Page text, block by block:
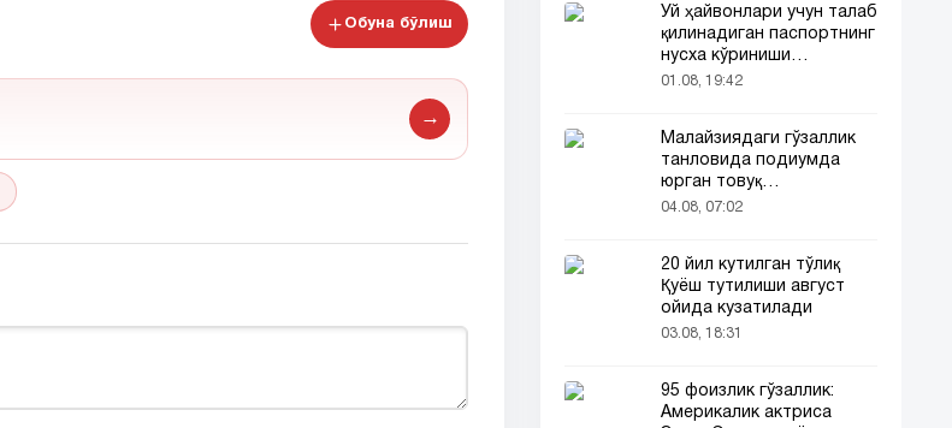
Обуна бўлиш
→
Уй ҳайвонлари учун талаб
қилинадиган паспортнинг
нусха кўриниши
тармоқларда тарқалди
01.08, 19:42
Малайзиядаги гўзаллик
танловида подиумда
юрган товуқ
томошабинлар
04.08, 07:02
20 йил кутилган тўлиқ
Қуёш тутилиши август
ойида кузатилади
03.08, 18:31
95 фоизлик гўзаллик:
Америкалик актриса